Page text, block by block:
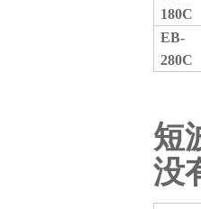
180C
EB-
280C
短
没